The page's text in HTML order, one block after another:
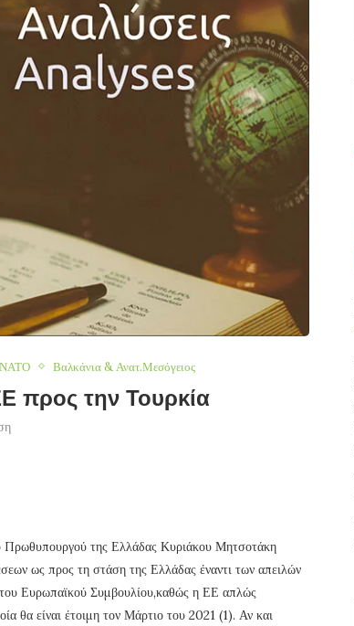
Βαλκάνια & Ανατ.Μεσόγειος
προς την Τουρκία
Πρωθυπουργού της Ελλάδας Κυριάκου Μητσοτάκη
ως προς τη στάση της Ελλάδας έναντι των απειλών
του Ευρωπαϊκού Συμβουλίου,καθώς η ΕΕ απλώς
θα είναι έτοιμη τον Μάρτιο του 2021 (1). Αν και